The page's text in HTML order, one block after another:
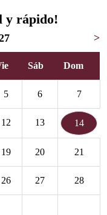
y rápido!
>
Sáb Dom
5 6 7
12 13 14
19 20 21
26 27 28